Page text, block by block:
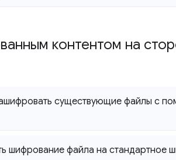
контентом на
существующие файлы с
шифрование файла на стандартное